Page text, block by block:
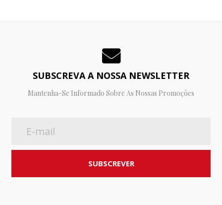
SUBSCREVA A NOSSA NEWSLETTER
Mantenha-Se Informado Sobre As Nossas Promoções